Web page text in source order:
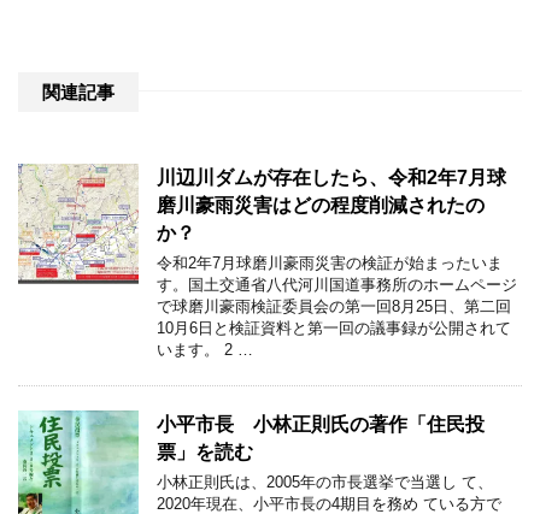
関連記事
川辺川ダムが存在したら、令和2年7月球
磨川豪雨災害はどの程度削減されたの
か？
令和2年7月球磨川豪雨災害の検証が始まったいま
す。国土交通省八代河川国道事務所のホームページ
で球磨川豪雨検証委員会の第一回8月25日、第二回
10月6日と検証資料と第一回の議事録が公開されて
います。 2 …
小平市長 小林正則氏の著作「住民投
票」を読む
⼩林正則⽒は、2005年の市⻑選挙で当選し て、
2020年現在、⼩平市⻑の4期⽬を務め ている⽅で